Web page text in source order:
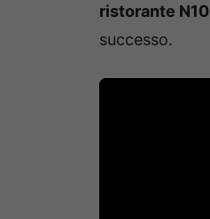
ristorante N10
successo.